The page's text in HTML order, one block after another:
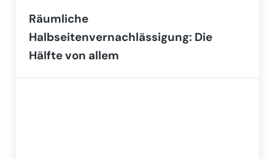
Räumliche
Halbseitenvernachlässigung: Die
Hälfte von allem